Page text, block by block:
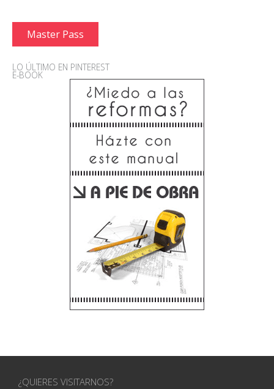
Master Pass
LO ÚLTIMO EN PINTEREST
E-BOOK
¿QUIERES VISITARNOS?